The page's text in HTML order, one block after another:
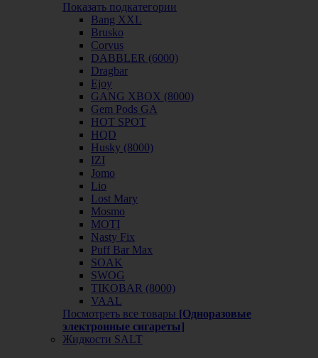
Показать подкатегории
Bang XXL
Brusko
Corvus
DABBLER (6000)
Dragbar
Ejoy
GANG XBOX (8000)
Gem Pods GA
HOT SPOT
HQD
Husky (8000)
IZI
Jomo
Lio
Lost Mary
Mosmo
MOTI
Nasty Fix
Puff Bar Max
SOAK
SWOG
TIKOBAR (8000)
VAAL
Посмотреть все товары [Одноразовые
электронные сигареты]
Жидкости SALT